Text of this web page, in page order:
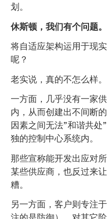
划。
休斯顿，我们有个问题。
将自适应架构运用于现
呢？
老实说，真的不怎么样。
一方面，几乎没有一家
内，从而创建出不间断
因素之间无法”和谐共
独的控制中心系统内。
那些宣称能开发出应对
某些供应商，也反过来
糟。
另一方面，客户则专注